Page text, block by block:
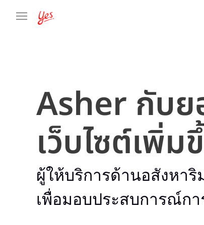
Asher กับย
เว็บไซต์เพิ่
ผู้ให้บริการด้านอสังหา
เพื่อมอบประสบการณ์ก